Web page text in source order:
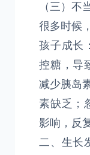
（三）不
很多时候
孩子成长
控糖，导
减少胰岛
素缺乏；
影响，反
二、生长